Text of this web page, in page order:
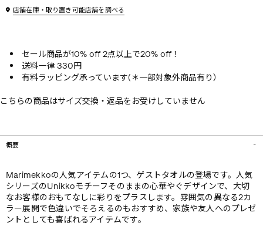
店舗在庫・取り置き可能店舗を調べる
セール商品が10% off 2点以上で20% off！
送料一律 330円
有料ラッピング承っています(＊一部対象外商品有り）
こちらの商品はサイズ交換・返品をお受けしていません
概要
Marimekkoの人気アイテムの1つ、ゲストタオルの登場です。人気
シリーズのUnikkoモチーフそのままの心華やぐデザインで、大切
なお客様のおもてなしに彩りをプラスします。雰囲気の異なる2カ
ラー展開で色違いでそろえるのもおすすめ、家族や友人へのプレゼ
ントとしても喜ばれるアイテムです。